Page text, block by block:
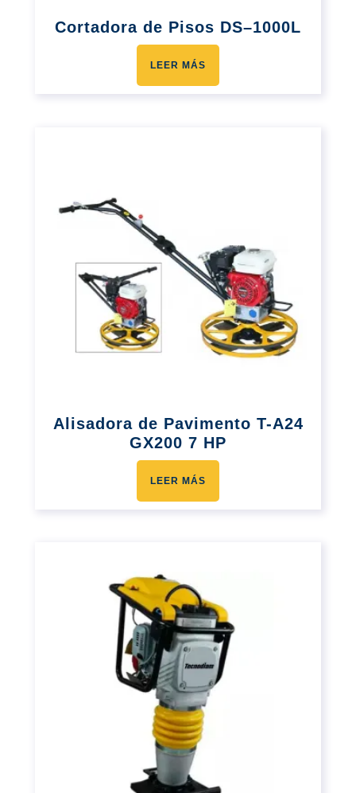
Cortadora de Pisos DS–1000L
LEER MÁS
Alisadora de Pavimento T-A24
GX200 7 HP
LEER MÁS